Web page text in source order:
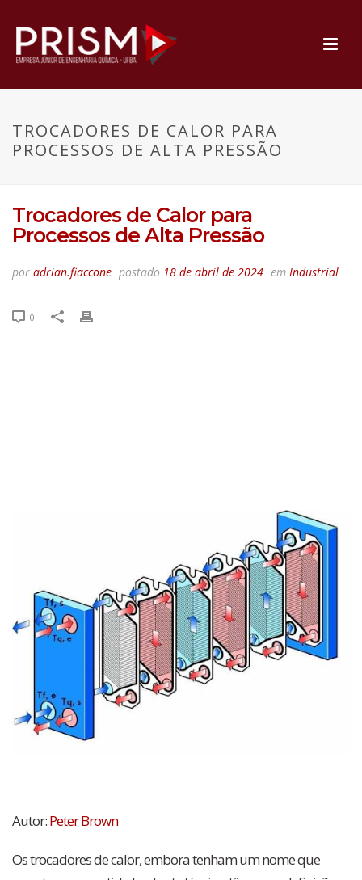
TROCADORES DE CALOR PARA
PROCESSOS DE ALTA PRESSÃO
Trocadores de Calor para
Processos de Alta Pressão
por adrian.fiaccone postado 18 de abril de 2024 em Industrial
0
Autor:Peter Brown
Os trocadores de calor, embora tenham um nome que